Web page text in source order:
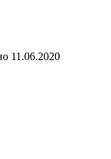
11.06.2020